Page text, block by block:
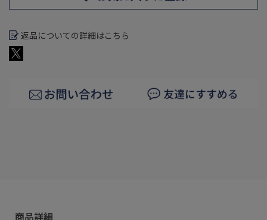
返品についての詳細はこちら
商品詳細